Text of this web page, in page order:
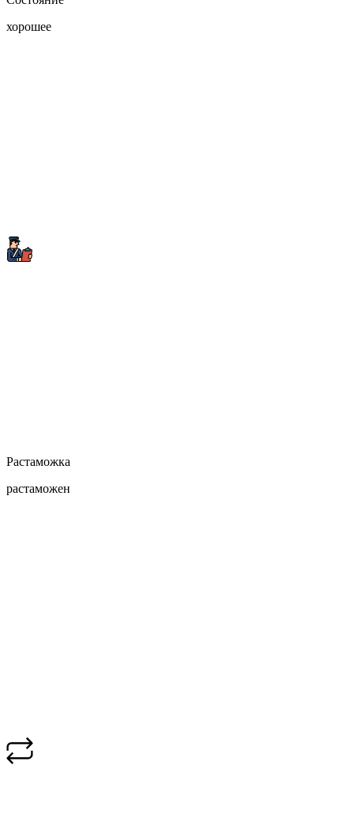
хорошее
Растаможка
растаможен